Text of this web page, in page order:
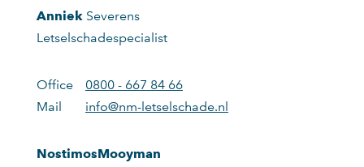
Anniek Severens
Letselschadespecialist
Office
0800 - 667 84 66
Mail
info@nm-letselschade.nl
NostimosMooyman